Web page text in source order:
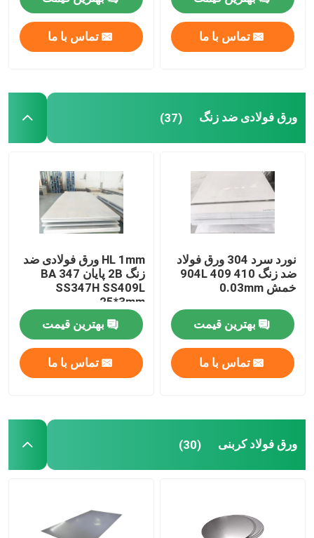
درباره ما
کنترل کیفیت
با ما تماس بگیرید
درخواست نقل قول
ورق آلومینیوم
ورق فولادی ضد زنگ
ورق فولاد کربنی
ورق مسی
نوار کویل آلومینیومی
تماس با ما تماس با ما
ورق فولادی ضد زنگ (37)
نورد سرد 304 ورق فولاد
ضد زنگ 904L 409 410
خمش 0.03mm
بهترین قیمت
تماس با ما
HL 1mm ورق فولادی ضد
زنگ 2B پایان BA 347
SS347H SS409L
25*3mm
بهترین قیمت
تماس با ما
ورق فولاد کربنی (30)